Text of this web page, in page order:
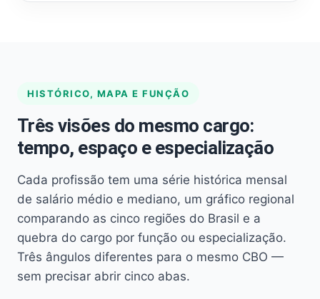
HISTÓRICO, MAPA E FUNÇÃO
Três visões do mesmo cargo:
tempo, espaço e especialização
Cada profissão tem uma série histórica mensal
de salário médio e mediano, um gráfico regional
comparando as cinco regiões do Brasil e a
quebra do cargo por função ou especialização.
Três ângulos diferentes para o mesmo CBO —
sem precisar abrir cinco abas.